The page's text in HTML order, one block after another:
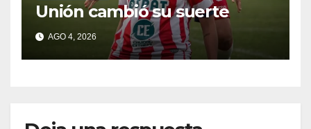
Unión cambió su suerte
AGO 4, 2026